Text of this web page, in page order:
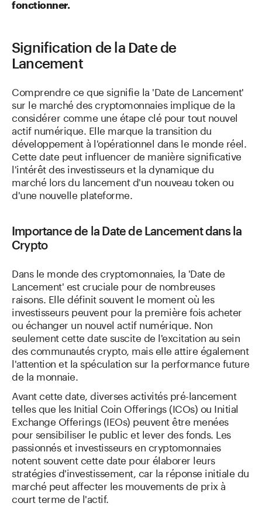
fonctionner.
Signification de la Date de
Lancement
Comprendre ce que signifie la 'Date de Lancement'
sur le marché des cryptomonnaies implique de la
considérer comme une étape clé pour tout nouvel
actif numérique. Elle marque la transition du
développement à l'opérationnel dans le monde réel.
Cette date peut influencer de manière significative
l'intérêt des investisseurs et la dynamique du
marché lors du lancement d'un nouveau token ou
d'une nouvelle plateforme.
Importance de la Date de Lancement dans la
Crypto
Dans le monde des cryptomonnaies, la 'Date de
Lancement' est cruciale pour de nombreuses
raisons. Elle définit souvent le moment où les
investisseurs peuvent pour la première fois acheter
ou échanger un nouvel actif numérique. Non
seulement cette date suscite de l'excitation au sein
des communautés crypto, mais elle attire également
l'attention et la spéculation sur la performance future
de la monnaie.
Avant cette date, diverses activités pré-lancement
telles que les Initial Coin Offerings (ICOs) ou Initial
Exchange Offerings (IEOs) peuvent être menées
pour sensibiliser le public et lever des fonds. Les
passionnés et investisseurs en cryptomonnaies
notent souvent cette date pour élaborer leurs
stratégies d'investissement, car la réponse initiale du
marché peut affecter les mouvements de prix à
court terme de l'actif.